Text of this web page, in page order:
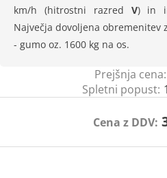
km/h (hitrostni razred V) in
Največja dovoljena obremenitev
- gumo oz. 1600 kg na os.
Prejšnja cena:
Spletni popust:
Cena z DDV: